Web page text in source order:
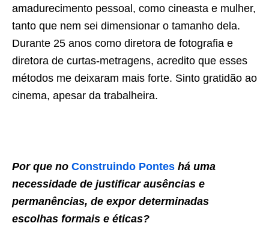
amadurecimento pessoal, como cineasta e mulher,
tanto que nem sei dimensionar o tamanho dela.
Durante 25 anos como diretora de fotografia e
diretora de curtas-metragens, acredito que esses
métodos me deixaram mais forte. Sinto gratidão ao
cinema, apesar da trabalheira.
Por que no Construindo Pontes há uma
necessidade de justificar ausências e
permanências, de expor determinadas
escolhas formais e éticas?